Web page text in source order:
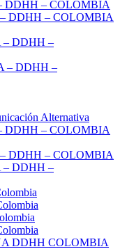
DDHH – COLOMBIA
DDHH – COLOMBIA
DDHH –
– DDHH –
Alternativa
DDHH – COLOMBIA
DDHH – COLOMBIA
DDHH –
DDHH COLOMBIA